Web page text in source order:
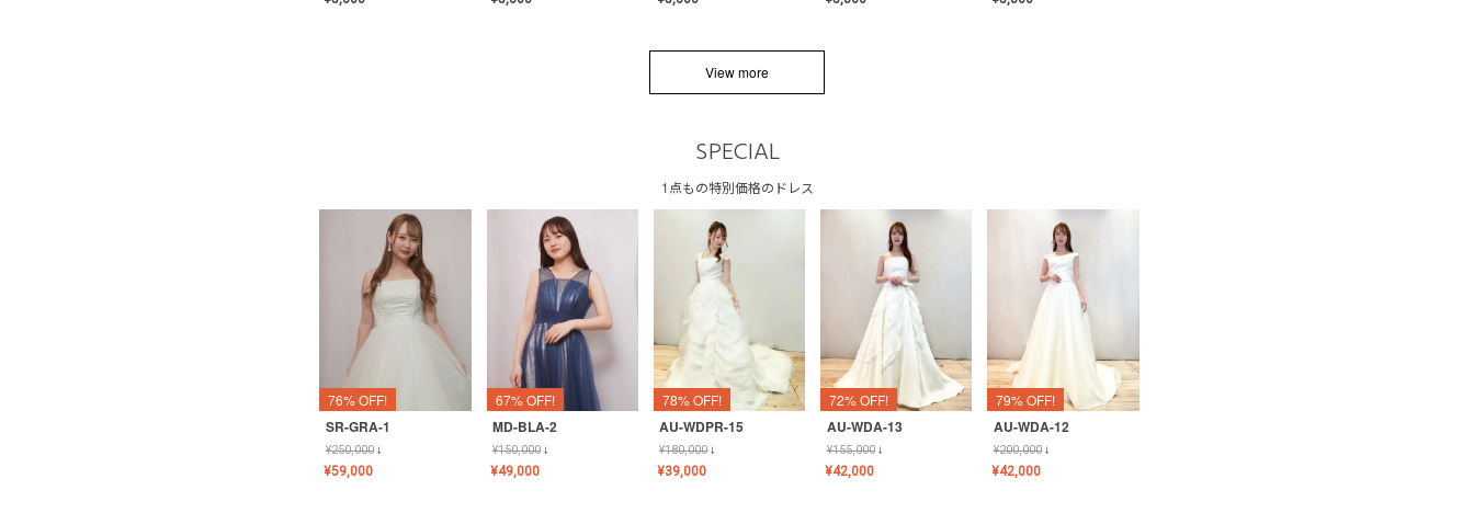
View more
SPECIAL
1点もの特別価格のドレス
76% OFF!
SR-GRA-1
¥250,000↓
¥59,000
67% OFF!
MD-BLA-2
¥150,000↓
¥49,000
78% OFF!
AU-WDPR-15
¥180,000↓
¥39,000
72% OFF!
AU-WDA-13
¥155,000↓
¥42,000
79% OFF!
AU-WDA-12
¥200,000↓
¥42,000